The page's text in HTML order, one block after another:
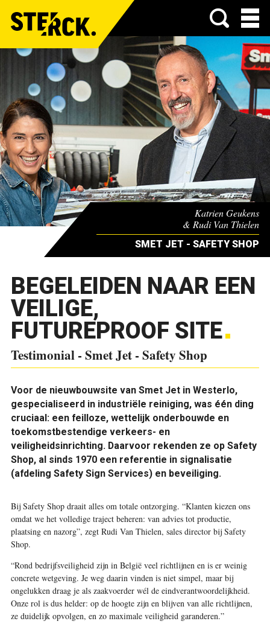
Menu
Katrien Geukens
& Rudi Van Thielen
SMET JET - SAFETY SHOP
BEGELEIDEN NAAR EEN
VEILIGE,
FUTUREPROOF SITE
Testimonial - Smet Jet - Safety Shop
Voor de nieuwbouwsite van Smet Jet in Westerlo,
gespecialiseerd in industriële reiniging, was één ding
cruciaal: een feilloze, wettelijk onderbouwde en
toekomstbestendige verkeers- en
veiligheidsinrichting. Daarvoor rekenden ze op Safety
Shop, al sinds 1970 een referentie in signalisatie
(afdeling Safety Sign Services) en beveiliging.
Bij Safety Shop draait alles om totale ontzorging. “Klanten kiezen ons
omdat we het volledige traject beheren: van advies tot productie,
plaatsing en nazorg”, zegt Rudi Van Thielen, sales director bij Safety
Shop.
“Rond bedrijfsveiligheid zijn in België veel richtlijnen en is er weinig
concrete wetgeving. Je weg daarin vinden is niet simpel, maar bij
ongelukken draag je als zaakvoerder wél de eindverantwoordelijkheid.
Onze rol is dus helder: op de hoogte zijn en blijven van alle richtlijnen,
ze duidelijk opvolgen, en zo maximale veiligheid garanderen.”